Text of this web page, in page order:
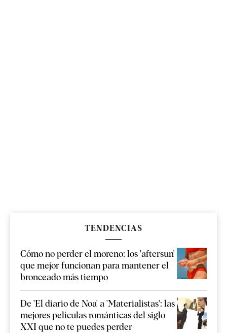
TENDENCIAS
Cómo no perder el moreno: los 'aftersun'
que mejor funcionan para mantener el
bronceado más tiempo
De 'El diario de Noa' a 'Materialistas': las
mejores películas románticas del siglo
XXI que no te puedes perder